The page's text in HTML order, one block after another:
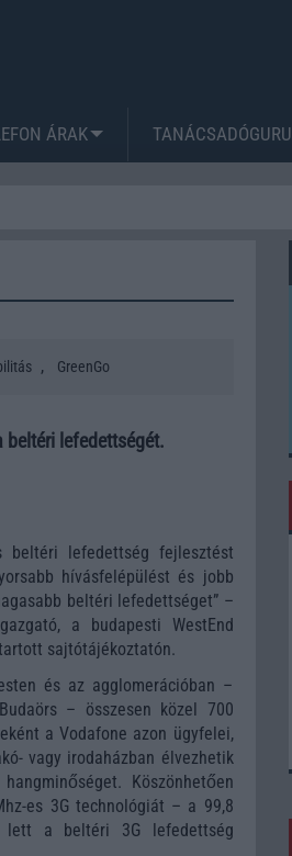
ÁRAK TANÁCSADÓGURU
, GreenGo
lefedettségét.
beltéri lefedettség fejlesztést
hívásfelépülést és jobb
beltéri lefedettséget” –
a budapesti WestEnd
sajtótájékoztatón.
és az agglomerációban –
– összesen közel 700
a Vodafone azon ügyfelei,
vagy irodaházban élvezhetik
Köszönhetően
es 3G technológiát – a 99,8
lett a beltéri 3G lefedettség